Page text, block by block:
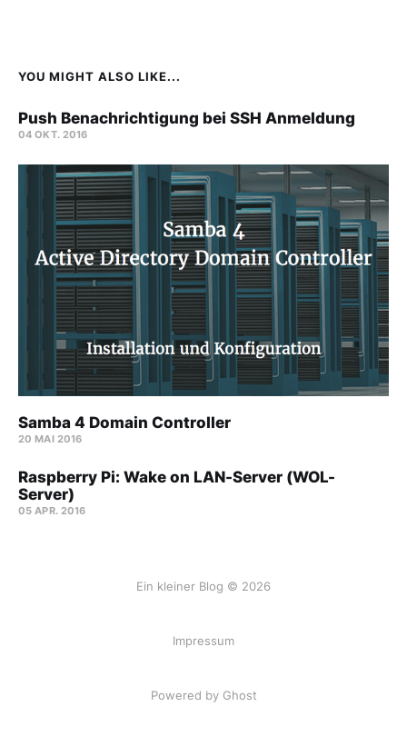
YOU MIGHT ALSO LIKE...
Push Benachrichtigung bei SSH Anmeldung
04 OKT. 2016
Samba 4 Domain Controller
20 MAI 2016
Raspberry Pi: Wake on LAN-Server (WOL-
Server)
05 APR. 2016
Ein kleiner Blog © 2026
Impressum
Powered by Ghost